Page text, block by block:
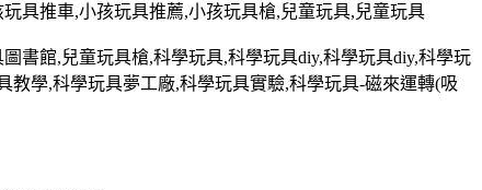
玩具推車,小孩玩具推薦,小孩玩具槍,兒童玩具,兒童玩具
圖書館,兒童玩具槍,科學玩具,科學玩具diy,科學玩具diy,科學玩
教學,科學玩具夢工廠,科學玩具實驗,科學玩具-磁來運轉(吸